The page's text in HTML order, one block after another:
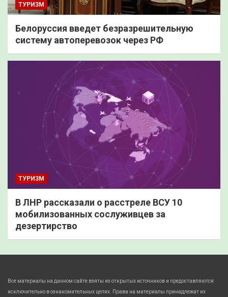
ТУРИЗМ
Белоруссия введет безразрешительную
систему автоперевозок через РФ
ТУРИЗМ
В ЛНР рассказали о расстреле ВСУ 10
мобилизованных сослуживцев за
дезертирство
Все материалы на данном сайте взяты из открытых источников и предоставляются
исключительно в ознакомительных целях. Права на материалы принадлежат их